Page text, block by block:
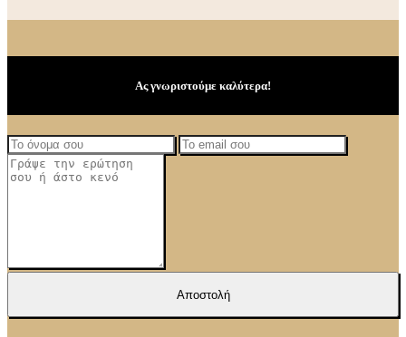
Ας γνωριστούμε καλύτερα!
Αποστολή